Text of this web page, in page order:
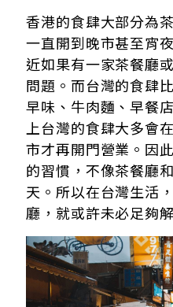
香港的食肆大部分為
一直開到晚市甚至宵
近如果有一家茶餐廳
問題。而台灣的食肆
早味、牛肉麵、早餐
上台灣的食肆大多會
市才再開門營業。因
的習慣，不像茶餐廳
天。所以在台灣生活
廳，就或許未必足夠